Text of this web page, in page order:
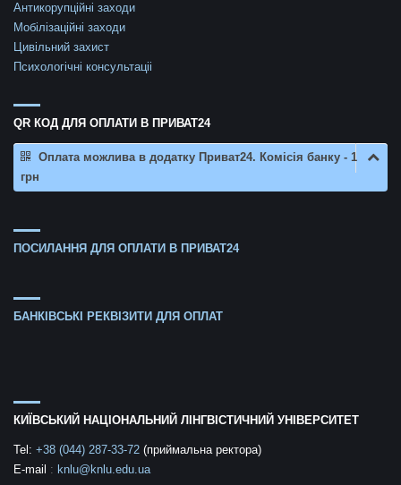
Антикорупційні заходи
Мобілізаційні заходи
Цивільний захист
Психологічні консультаціі
QR КОД ДЛЯ ОПЛАТИ В ПРИВАТ24
Оплата можлива в додатку Приват24. Комісія банку - 1
грн
ПОСИЛАННЯ ДЛЯ ОПЛАТИ В ПРИВАТ24
БАНКІВСЬКІ РЕКВІЗИТИ ДЛЯ ОПЛАТ
КИЇВСЬКИЙ НАЦІОНАЛЬНИЙ ЛІНГВІСТИЧНИЙ УНІВЕРСИТЕТ
Tel: +38 (044) 287-33-72 (приймальна ректора)
E-mail : knlu@knlu.edu.ua